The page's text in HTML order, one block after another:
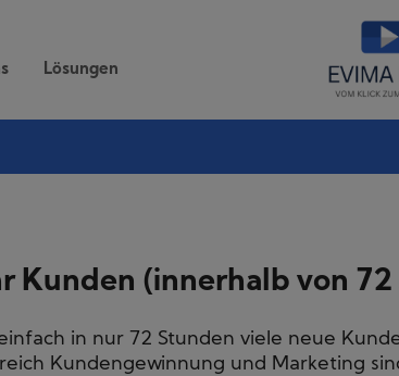
Lösungen
Kunden (innerhalb von
in nur 72 Stunden viele neue
Kundengewinnung und Marketing